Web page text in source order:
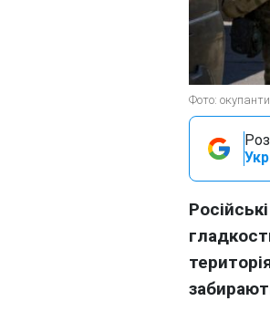
Фото: